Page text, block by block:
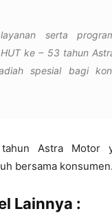
layanan serta
ke – 53 tahun
spesial bagi
tahun Astra Motor
bersama
Lainnya :